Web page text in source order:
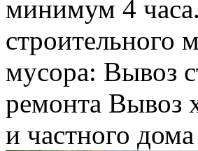
минимум 4
мусора: Вывоз
ремонта Вывоз
и частного